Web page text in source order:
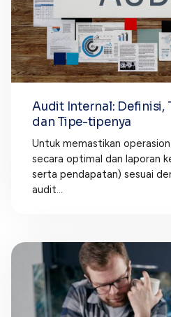
Audit Internal: Definisi,
dan Tipe-tipenya
Untuk memastikan
secara optimal dan laporan
serta pendapatan) sesuai
audit...